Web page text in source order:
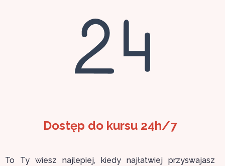
Dostęp do kursu 24h/7
To Ty wiesz najlepiej, kiedy najłatwiej przyswajasz